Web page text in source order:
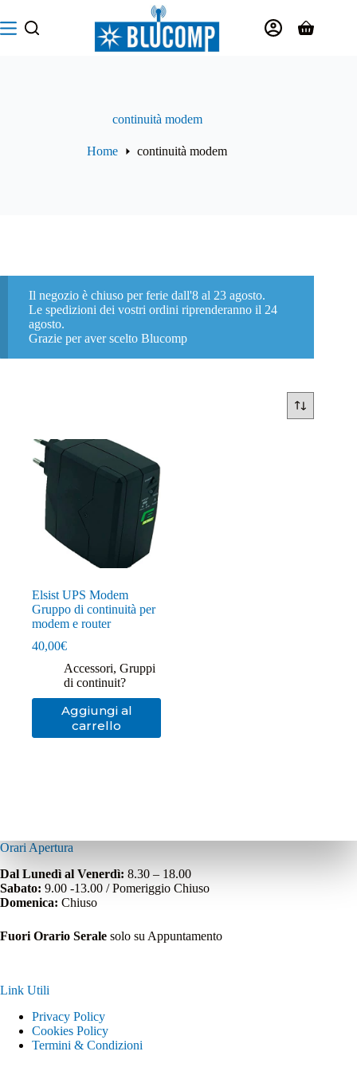
al
contenuto
Carrello
continuità modem
Home continuità modem
Il negozio è chiuso per ferie dall'8 al 23 agosto.
Le spedizioni dei vostri ordini riprenderanno il 24
agosto.
Grazie per aver scelto Blucomp
Elsist UPS Modem
Gruppo di continuità per
modem e router
40,00€
Accessori, Gruppi
di continuit?
Aggiungi al
carrello
Orari Apertura
Dal Lunedì al Venerdì: 8.30 – 18.00
Sabato: 9.00 -13.00 / Pomeriggio Chiuso
Domenica: Chiuso
Fuori Orario Serale solo su Appuntamento
Link Utili
Privacy Policy
Cookies Policy
Termini & Condizioni